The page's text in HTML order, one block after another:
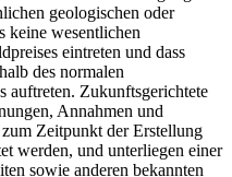
geologischen oder
keine wesentlichen
eintreten und dass
des normalen
auftreten. Zukunftsgerichtete
Annahmen und
Zeitpunkt der Erstellung
werden, und unterliegen einer
sowie anderen bekannten